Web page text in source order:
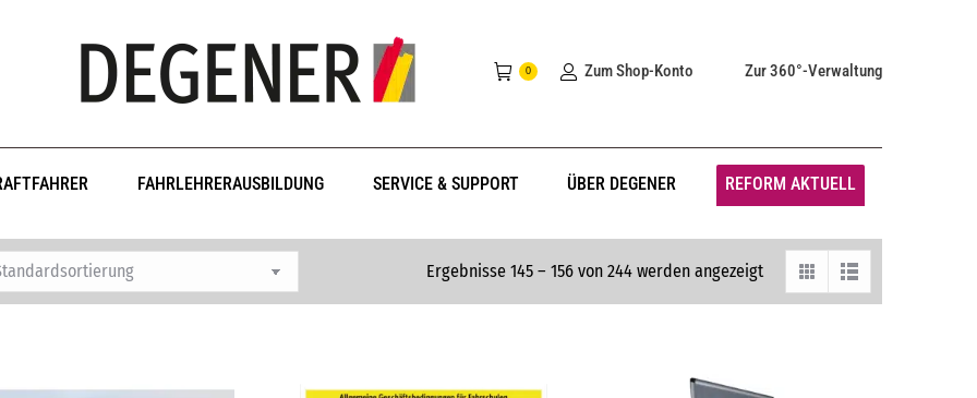
0 Zum Shop-Konto Zur 360°-Verwaltung
FAHRLEHRERAUSBILDUNG SERVICE & SUPPORT ÜBER DEGENER REFORM AKTUELL
Ergebnisse 145 – 156 von 244 werden angezeigt